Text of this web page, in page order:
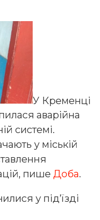
У Кременці
аварійна
системі.
у міській
пише Доба.
у під’їзді